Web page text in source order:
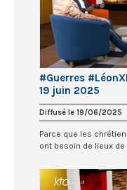
#Guerres
19 juin 2025
Diffusé le 19/06/2025
Parce que les
ont besoin de lieux